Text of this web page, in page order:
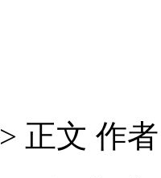
> 正文 作